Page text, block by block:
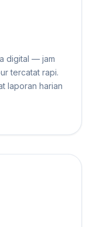
digital — jam
tercatat rapi.
laporan harian